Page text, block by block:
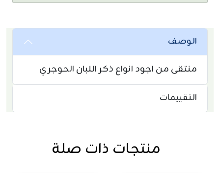
الوصف
منتقى من اجود انواع ذكر اللبان الحوجري
التقييمات
منتجات ذات صلة